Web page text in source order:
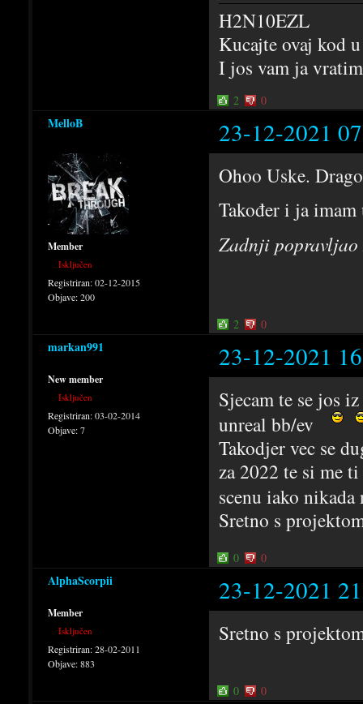
H2N10EZL
Kucajte ovaj kod
I jos vam ja
2 0
MelloB 23-12-2021
Member
Isključen
Registriran:02-12-2015
Objave:200
Ohoo Uske.
Također i ja
Zadnji
2 0
markan991 23-12-2021
New member
Isključen
Registriran:03-02-2014
Objave:7
Sjecam te se jos
unreal bb/ev
Takodjer vec se
za 2022 te si me
scenu iako
Sretno s
0 0
AlphaScorpii 23-12-2021
Member
Isključen
Registriran:28-02-2011
Objave:883
Sretno s
0 0